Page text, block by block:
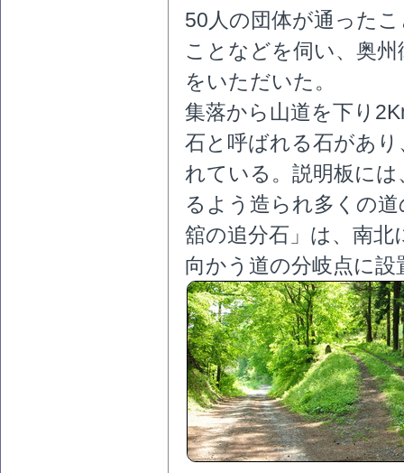
50人の団体が通った
ことなどを伺い、奥
をいただいた。
集落から山道を下り
石と呼ばれる石があ
れている。説明板に
るよう造られ多くの
舘の追分石」は、南
向かう道の分岐点に